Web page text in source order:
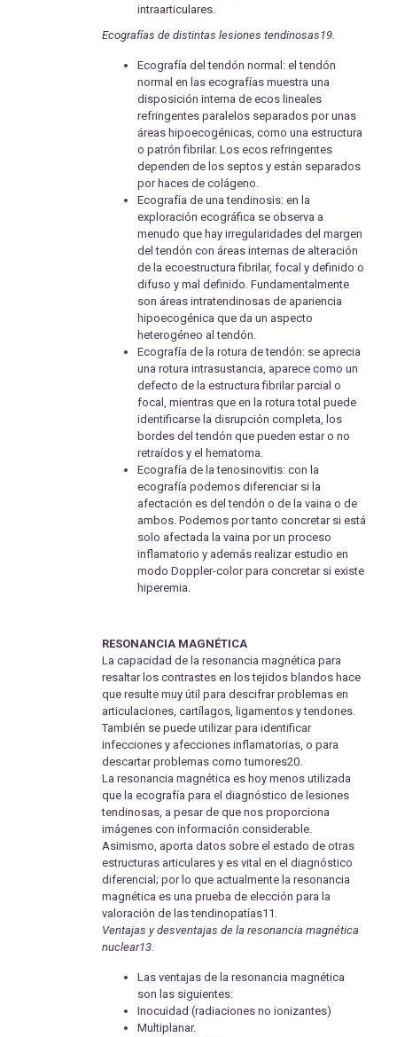
intraarticulares.
Ecografías de distintas lesiones tendinosas19.
Ecografía del tendón normal: el tendón
normal en las ecografías muestra una
disposición interna de ecos lineales
refringentes paralelos separados por unas
áreas hipoecogénicas, como una estructura
o patrón fibrilar. Los ecos refringentes
dependen de los septos y están separados
por haces de colágeno.
Ecografía de una tendinosis: en la
exploración ecográfica se observa a
menudo que hay irregularidades del margen
del tendón con áreas internas de alteración
de la ecoestructura fibrilar, focal y definido o
difuso y mal definido. Fundamentalmente
son áreas intratendinosas de apariencia
hipoecogénica que da un aspecto
heterogéneo al tendón.
Ecografía de la rotura de tendón: se aprecia
una rotura intrasustancia, aparece como un
defecto de la estructura fibrilar parcial o
focal, mientras que en la rotura total puede
identificarse la disrupción completa, los
bordes del tendón que pueden estar o no
retraídos y el hematoma.
Ecografía de la tenosinovitis: con la
ecografía podemos diferenciar si la
afectación es del tendón o de la vaina o de
ambos. Podemos por tanto concretar si está
solo afectada la vaina por un proceso
inflamatorio y además realizar estudio en
modo Doppler-color para concretar si existe
hiperemia.
RESONANCIA MAGNÉTICA
La capacidad de la resonancia magnética para
resaltar los contrastes en los tejidos blandos hace
que resulte muy útil para descifrar problemas en
articulaciones, cartílagos, ligamentos y tendones.
También se puede utilizar para identificar
infecciones y afecciones inflamatorias, o para
descartar problemas como tumores20.
La resonancia magnética es hoy menos utilizada
que la ecografía para el diagnóstico de lesiones
tendinosas, a pesar de que nos proporciona
imágenes con información considerable.
Asimismo, aporta datos sobre el estado de otras
estructuras articulares y es vital en el diagnóstico
diferencial; por lo que actualmente la resonancia
magnética es una prueba de elección para la
valoración de las tendinopatías11.
Ventajas y desventajas de la resonancia magnética
nuclear13.
Las ventajas de la resonancia magnética
son las siguientes:
Inocuidad (radiaciones no ionizantes)
Multiplanar.